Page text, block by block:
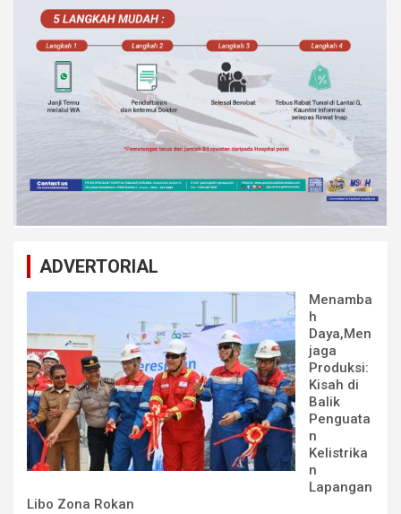
ADVERTORIAL
Menamba
h
Daya,Men
jaga
Produksi:
Kisah di
Balik
Penguata
n
Kelistrika
n
Lapangan
Libo Zona Rokan